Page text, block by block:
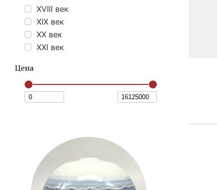
Бидермайер
Викторианский
Историзм
Наполеон III
Реализм
Винтаж
Соцреализм
Модернизм
Георгианский
XVIII век
XIX век
XX век
XXI век
Цена